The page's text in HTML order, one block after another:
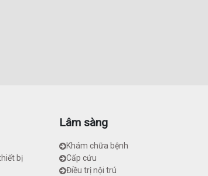
bị
Lâm sàng
Khám chữa bệnh
Cấp cứu
Điều trị nội trú